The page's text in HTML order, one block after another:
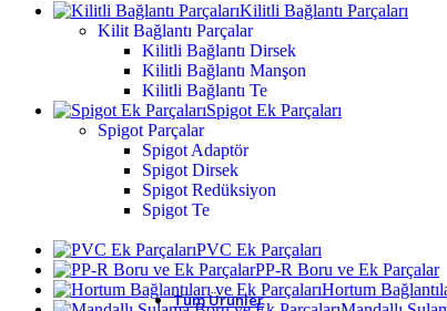
Kilitli Bağlantı Parçaları
Kilit Bağlantı Parçalar
Kilitli Bağlantı Dirsek
Kilitli Bağlantı Manşon
Kilitli Bağlantı Te
Spigot Ek Parçaları
Spigot Parçalar
Spigot Adaptör
Spigot Dirsek
Spigot Redüksiyon
Spigot Te
PVC Ek Parçaları
PP-R Boru ve Ek Parçalar
Hortum
Tüm Ürünler